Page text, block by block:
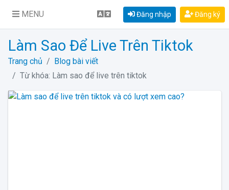
MENU Đăng nhập Đăng ký
Làm Sao Để Live Trên Tiktok
Trang chủ
Blog bài viết
Từ khóa: Làm sao để live trên tiktok